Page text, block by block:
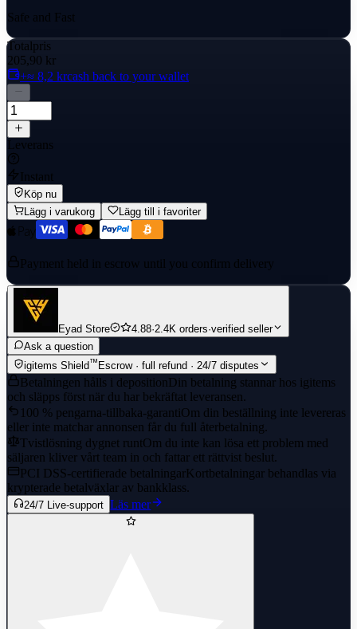
Safe and Fast
Totalpris
205,90 kr
+≈ 8,2 krcash back to your wallet
Leverans
Instant
Köp nu
Lägg i varukorg
Lägg till i favoriter
Payment held in escrow until you confirm delivery
Eyad Store 4.88·2.4K orders·verified seller
Ask a question
igitems Shield™ Escrow · full refund · 24/7 disputes
Betalningen hålls i depositionDin betalning stannar hos igitems
och släpps först när du har bekräftat leveransen.
100 % pengarna-tillbaka-garantiOm din beställning inte levereras
eller inte matchar annonsen får du full återbetalning.
Tvistlösning dygnet runtOm du inte kan lösa ett problem med
säljaren kliver vårt team in och fattar ett rättvist beslut.
PCI DSS-certifierade betalningarKortbetalningar behandlas via
krypterade betalväxlar av bankklass.
24/7 Live-support Läs mer